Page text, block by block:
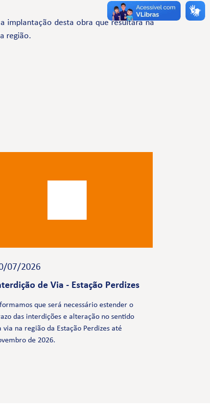
implantação desta obra que resultará na
região.
07/2026
de Via - Estação Perdizes
que será necessário estender o
das interdições e alteração no sentido
via na região da Estação Perdizes até
de 2026.